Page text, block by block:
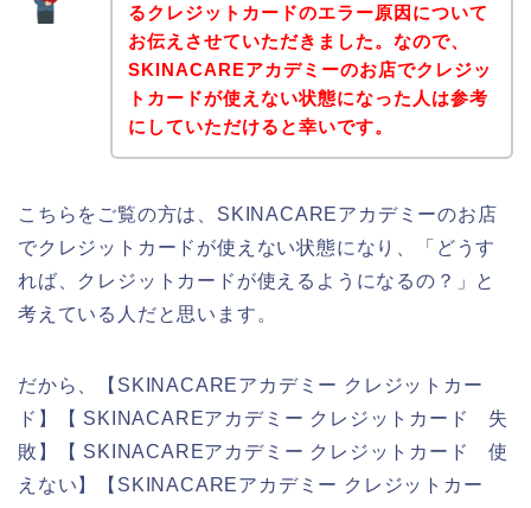
るクレジットカードのエラー原因について
お伝えさせていただきました。なので、
SKINACAREアカデミーのお店でクレジッ
トカードが使えない状態になった人は参考
にしていただけると幸いです。
こちらをご覧の方は、SKINACAREアカデミーのお店
でクレジットカードが使えない状態になり、「どうす
れば、クレジットカードが使えるようになるの？」と
考えている人だと思います。
だから、【SKINACAREアカデミー クレジットカー
ド】【 SKINACAREアカデミー クレジットカード 失
敗】【 SKINACAREアカデミー クレジットカード 使
えない】【SKINACAREアカデミー クレジットカー